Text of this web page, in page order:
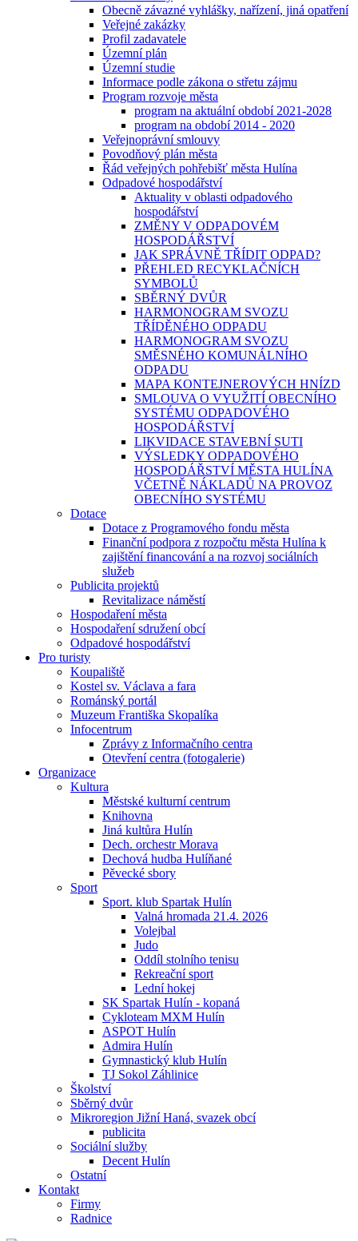
Obecně závazné vyhlášky, nařízení, jiná opatření
Veřejné zakázky
Profil zadavatele
Územní plán
Územní studie
Informace podle zákona o střetu zájmu
Program rozvoje města
program na aktuální období 2021-2028
program na období 2014 - 2020
Veřejnoprávní smlouvy
Povodňový plán města
Řád veřejných pohřebišť města Hulína
Odpadové hospodářství
Aktuality v oblasti odpadového
hospodářství
ZMĚNY V ODPADOVÉM
HOSPODÁŘSTVÍ
JAK SPRÁVNĚ TŘÍDIT ODPAD?
PŘEHLED RECYKLAČNÍCH
SYMBOLŮ
SBĚRNÝ DVŮR
HARMONOGRAM SVOZU
TŘÍDĚNÉHO ODPADU
HARMONOGRAM SVOZU
SMĚSNÉHO KOMUNÁLNÍHO
ODPADU
MAPA KONTEJNEROVÝCH HNÍZD
SMLOUVA O VYUŽITÍ OBECNÍHO
SYSTÉMU ODPADOVÉHO
HOSPODÁŘSTVÍ
LIKVIDACE STAVEBNÍ SUTI
VÝSLEDKY ODPADOVÉHO
HOSPODÁŘSTVÍ MĚSTA HULÍNA
VČETNĚ NÁKLADŮ NA PROVOZ
OBECNÍHO SYSTÉMU
Dotace
Dotace z Programového fondu města
Finanční podpora z rozpočtu města Hulína k
zajištění financování a na rozvoj sociálních
služeb
Publicita projektů
Revitalizace náměstí
Hospodaření města
Hospodaření sdružení obcí
Odpadové hospodářství
Pro turisty
Koupaliště
Kostel sv. Václava a fara
Románský portál
Muzeum Františka Skopalíka
Infocentrum
Zprávy z Informačního centra
Otevření centra (fotogalerie)
Organizace
Kultura
Městské kulturní centrum
Knihovna
Jiná kultůra Hulín
Dech. orchestr Morava
Dechová hudba Hulíňané
Pěvecké sbory
Sport
Sport. klub Spartak Hulín
Valná hromada 21.4. 2026
Volejbal
Judo
Oddíl stolního tenisu
Rekreační sport
Lední hokej
SK Spartak Hulín - kopaná
Cykloteam MXM Hulín
ASPOT Hulín
Admira Hulín
Gymnastický klub Hulín
TJ Sokol Záhlinice
Školství
Sběrný dvůr
Mikroregion Jižní Haná, svazek obcí
publicita
Sociální služby
Decent Hulín
Ostatní
Kontakt
Firmy
Radnice